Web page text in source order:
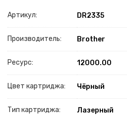
Артикул: DR2335
Производитель: Brother
Ресурс: 12000.00
Цвет картриджа: Чёрный
Тип картриджа: Лазерный